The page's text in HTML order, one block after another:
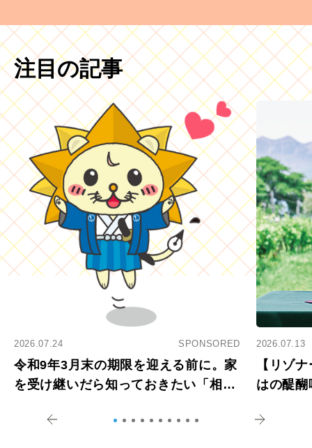
注目の記事
2026.07.24 SPONSORED
令和9年3月末の期限を迎える前に。家
を受け継いだら知っておきたい「相続
2026.07.13
【リゾ
はの醍